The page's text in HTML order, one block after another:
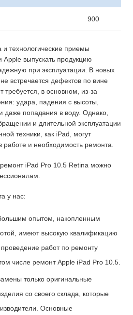
900
и технологические приемы
Apple выпускать продукцию
при эксплуатации. В новых
встречается дефектов по вине
требуется, в основном, из-за
удара, падения с высоты,
даже попадания в воду. Однако,
и длительной эксплуатации
техники, как iPad, могут
работе и необходимость ремонта.
iPad Pro 10.5 Retina можно
у нас:
опытом, накопленным
имеют высокую квалификацию
работ по ремонту
числе ремонт Apple iPad Pro 10.5.
только оригинальные
со своего склада, которые
Основные